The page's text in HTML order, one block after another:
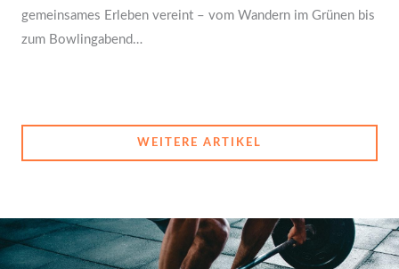
gemeinsames Erleben vereint – vom Wandern im Grünen bis
zum Bowlingabend…
WEITERE ARTIKEL